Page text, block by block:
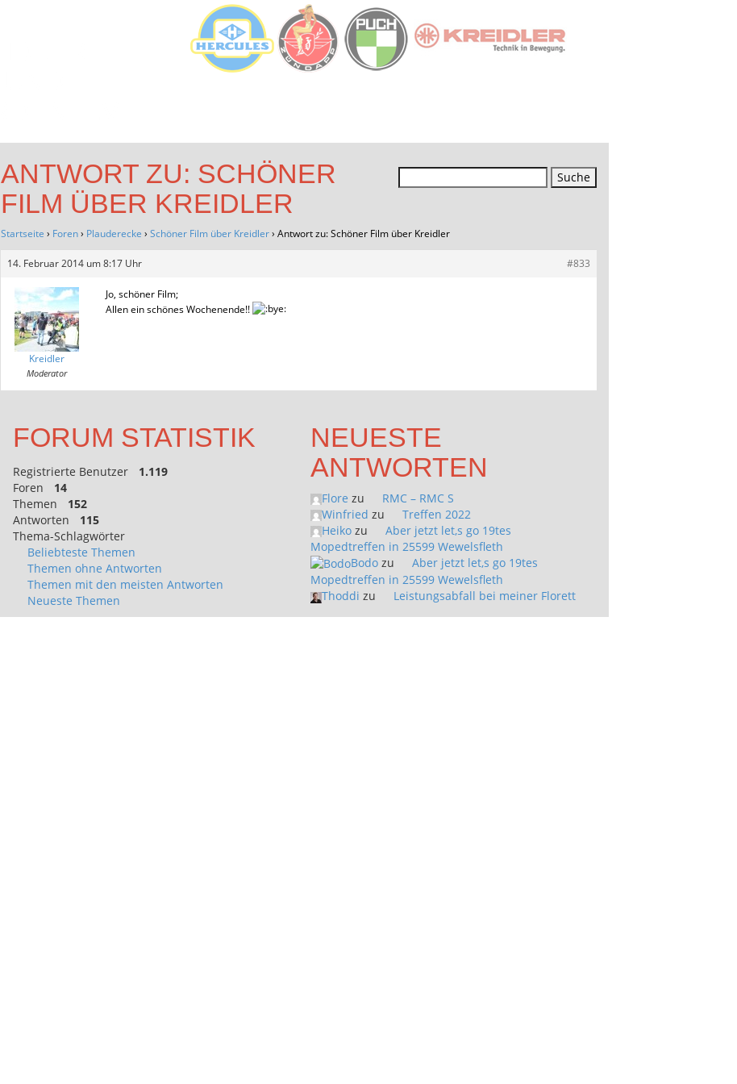
Suchen
nach:
ANTWORT ZU: SCHÖNER
FILM ÜBER KREIDLER
Startseite › Foren › Plauderecke › Schöner Film über Kreidler › Antwort zu: Schöner Film über Kreidler
14. Februar 2014 um 8:17 Uhr #833
Kreidler
Moderator
Jo, schöner Film;
Allen ein schönes Wochenende!!
FORUM STATISTIK
Registrierte Benutzer
1.119
Foren
14
Themen
152
Antworten
115
Thema-Schlagwörter
Beliebteste Themen
Themen ohne Antworten
Themen mit den meisten Antworten
Neueste Themen
NEUESTE
ANTWORTEN
Flore zu
RMC – RMC S
Winfried zu
Treffen 2022
Heiko zu
Aber jetzt let,s go 19tes
Mopedtreffen in 25599 Wewelsfleth
Bodo zu
Aber jetzt let,s go 19tes
Mopedtreffen in 25599 Wewelsfleth
Thoddi zu Leistungsabfall bei meiner Florett